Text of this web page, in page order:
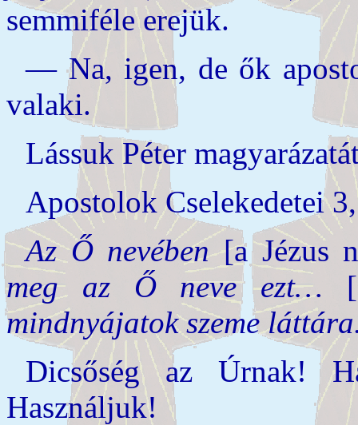
semmiféle erejük.
— Na, igen, de ők
valaki.
Lássuk Péter
Apostolok Cselekedetei
Az Ő nevében [a Jézus
meg az Ő neve ezt…
mindnyájatok szeme
Dicsőség az Úrnak!
Használjuk!